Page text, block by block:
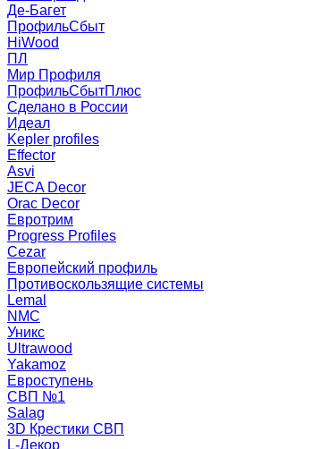
Де-Багет
ПрофильСбыт
HiWood
ПЛ
Мир Профиля
ПрофильСбытПлюс
Сделано в России
Идеал
Kepler profiles
Effector
Asvi
JECA Decor
Orac Decor
Евротрим
Progress Profiles
Cezar
Европейский профиль
Противоскользящие системы
Lemal
NMC
Уникс
Ultrawood
Yakamoz
Евроступень
СВП №1
Salag
3D Крестики СВП
L-Декор